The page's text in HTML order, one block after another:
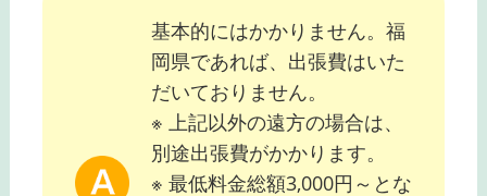
基本的にはかかりません。福
岡県であれば、出張費はいた
だいておりません。
※ 上記以外の遠方の場合は、
別途出張費がかかります。
※ 最低料金総額3,000円～とな